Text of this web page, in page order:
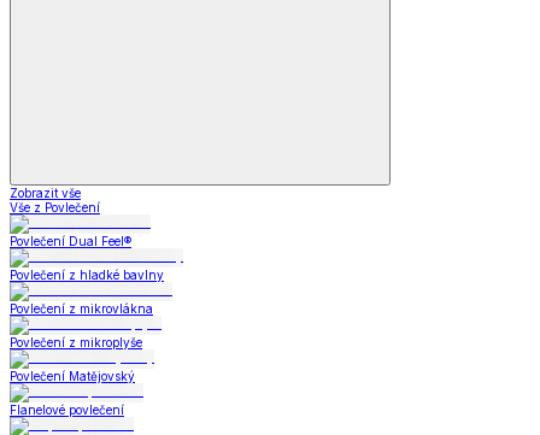
Zobrazit vše
Vše z Povlečení
Povlečení Dual Feel®
Povlečení z hladké bavlny
Povlečení z mikrovlákna
Povlečení z mikroplyše
Povlečení Matějovský
Flanelové povlečení